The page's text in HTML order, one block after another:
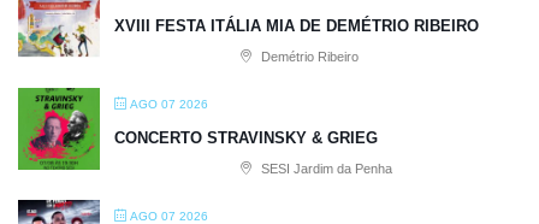
XVIII FESTA ITÁLIA MIA DE DEMÉTRIO RIBEIRO
Demétrio Ribeiro
AGO 07 2026
CONCERTO STRAVINSKY & GRIEG
SESI Jardim da Penha
AGO 07 2026